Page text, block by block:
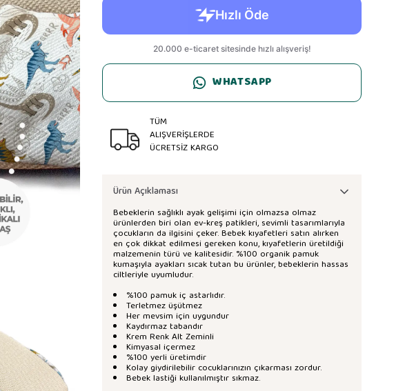
WHATSAPP
TÜM
ALIŞVERİŞLERDE
ÜCRETSİZ KARGO
Ürün Açıklaması
Bebeklerin sağlıklı ayak gelişimi için olmazsa olmaz
ürünlerden biri olan ev-kreş patikleri, sevimli tasarımlarıyla
çocukların da ilgisini çeker. Bebek kıyafetleri satın alırken
en çok dikkat edilmesi gereken konu, kıyafetlerin üretildiği
malzemenin türü ve kalitesidir. %100 organik pamuk
kumaşıyla ayakları sıcak tutan bu ürünler, bebeklerin hassas
ciltleriyle uyumludur.
%100 pamuk iç astarlıdır.
Terletmez üşütmez
Her mevsim için uygundur
Kaydırmaz tabandır
Krem Renk Alt Zeminli
Kimyasal içermez
%100 yerli üretimdir
Kolay giydirilebilir cocuklarınızın çıkarması zordur.
Bebek lastiği kullanılmıştır sıkmaz.